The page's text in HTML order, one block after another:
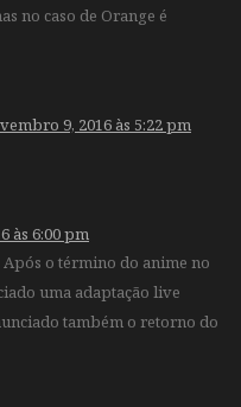
no caso de Orange é
9, 2016 às 5:22 pm
às 6:00 pm
o término do anime no
uma adaptação live
também o retorno do